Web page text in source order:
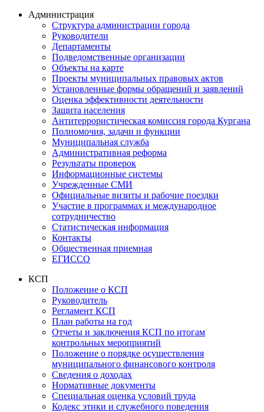
Администрация
Структура администрации города
Руководители
Департаменты
Подведомственные организации
Объекты на карте
Проекты муниципальных правовых актов
Установленные формы обращений и заявлений
Оценка эффективности деятельности
Защита населения
Антитеррористическая комиссия города Кургана
Полномочия, задачи и функции
Муниципальная служба
Административная реформа
Результаты проверок
Информационные системы
Учрежденные СМИ
Официальные визиты и рабочие поездки
Участие в программах и международное
сотрудничество
Статистическая информация
Контакты
Общественная приемная
ЕГИССО
КСП
Положение о КСП
Руководитель
Регламент КСП
План работы на год
Отчеты и заключения КСП по итогам
контрольных мероприятий
Положение о порядке осуществления
муниципального финансового контроля
Сведения о доходах
Нормативные документы
Специальная оценка условий труда
Кодекс этики и служебного поведения